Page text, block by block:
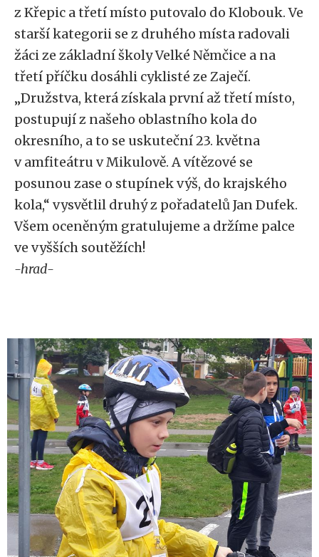
z Křepic a třetí místo putovalo do Klobouk. Ve
starší kategorii se z druhého místa radovali
žáci ze základní školy Velké Němčice a na
třetí příčku dosáhli cyklisté ze Zaječí.
„Družstva, která získala první až třetí místo,
postupují z našeho oblastního kola do
okresního, a to se uskuteční 23. května
v amfiteátru v Mikulově. A vítězové se
posunou zase o stupínek výš, do krajského
kola,“ vysvětlil druhý z pořadatelů Jan Dufek.
Všem oceněným gratulujeme a držíme palce
ve vyšších soutěžích!
-hrad-